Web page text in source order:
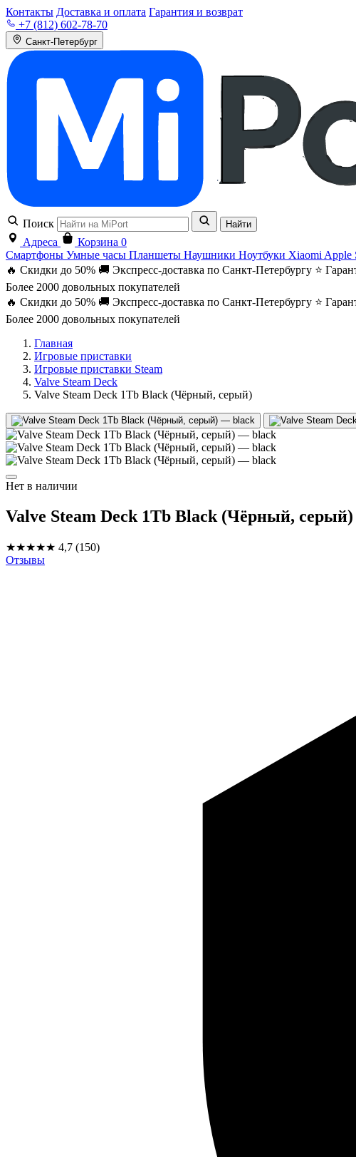
Контакты Доставка и оплата Гарантия и возврат
+7 (812) 602-78-70
Санкт-Петербург
Поиск Найти
Адреса Корзина 0
Смартфоны Умные часы Планшеты Наушники Ноутбуки Xiaomi Apple
🔥 Скидки до 50% 🚚 Экспресс-доставка по Санкт-Петербургу ⭐
Более 2000 довольных покупателей
🔥 Скидки до 50% 🚚 Экспресс-доставка по Санкт-Петербургу ⭐
Более 2000 довольных покупателей
Главная
Игровые приставки
Игровые приставки Steam
Valve Steam Deck
Valve Steam Deck 1Tb Black (Чёрный, серый)
Нет в наличии
Valve Steam Deck 1Tb Black (Чёрный, серый)
★★★★★ 4,7 (150)
Отзывы